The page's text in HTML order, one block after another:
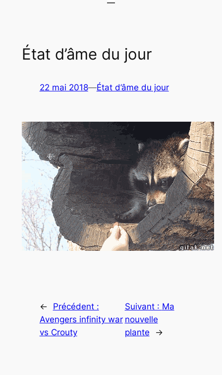
État d’âme du jour
22 mai 2018—État d’âme du jour
←
Précédent :
Avengers infinity war
vs Crouty
Suivant : Ma
nouvelle
plante
→